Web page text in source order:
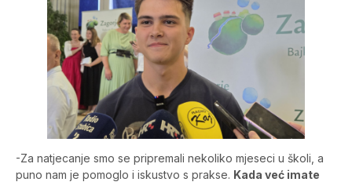
-Za natjecanje smo se pripremali nekoliko mjeseci u školi, a
puno nam je pomoglo i iskustvo s prakse. Kada već imate